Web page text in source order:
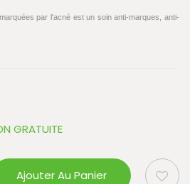
par l'acné est un soin anti-marques, anti-
GRATUITE
Ajouter Au Panier